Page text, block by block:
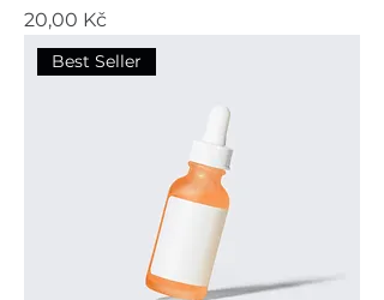
Cena
20,00 Kč
Best Seller